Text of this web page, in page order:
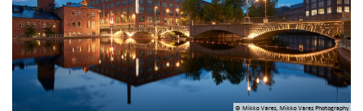
© Mikko Vares, Mikko Vares Photography